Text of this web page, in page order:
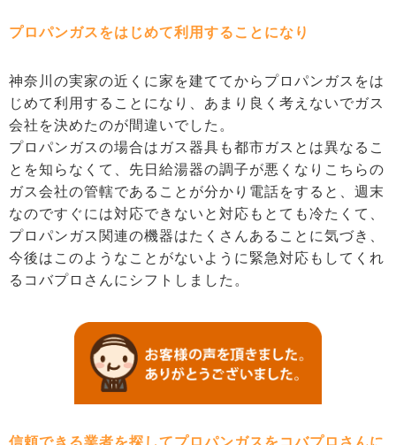
プロパンガスをはじめて利用することになり
神奈川の実家の近くに家を建ててからプロパンガスをは
じめて利用することになり、あまり良く考えないでガス
会社を決めたのが間違いでした。
プロパンガスの場合はガス器具も都市ガスとは異なるこ
とを知らなくて、先日給湯器の調子が悪くなりこちらの
ガス会社の管轄であることが分かり電話をすると、週末
なのですぐには対応できないと対応もとても冷たくて、
プロパンガス関連の機器はたくさんあることに気づき、
今後はこのようなことがないように緊急対応もしてくれ
るコバプロさんにシフトしました。